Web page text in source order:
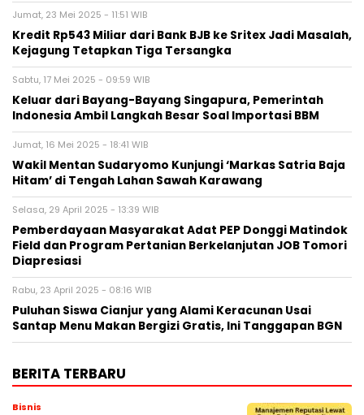
Jumat, 23 Mei 2025 - 11:51 WIB
Kredit Rp543 Miliar dari Bank BJB ke Sritex Jadi Masalah,
Kejagung Tetapkan Tiga Tersangka
Sabtu, 17 Mei 2025 - 09:59 WIB
Keluar dari Bayang-Bayang Singapura, Pemerintah
Indonesia Ambil Langkah Besar Soal Importasi BBM
Jumat, 16 Mei 2025 - 18:41 WIB
Wakil Mentan Sudaryomo Kunjungi ‘Markas Satria Baja
Hitam’ di Tengah Lahan Sawah Karawang
Selasa, 29 April 2025 - 13:39 WIB
Pemberdayaan Masyarakat Adat PEP Donggi Matindok
Field dan Program Pertanian Berkelanjutan JOB Tomori
Diapresiasi
Rabu, 23 April 2025 - 08:16 WIB
Puluhan Siswa Cianjur yang Alami Keracunan Usai
Santap Menu Makan Bergizi Gratis, Ini Tanggapan BGN
BERITA TERBARU
Bisnis